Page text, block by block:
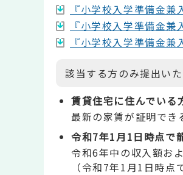
『小学校入学準備金
『小学校入学準備金
『小学校入学準備金
該当する方のみ提出い
賃貸住宅に住んでいる
最新の家賃が証明でき
令和7年1月1日時点で
令和6年中の収入額お
（令和7年1月1日時点